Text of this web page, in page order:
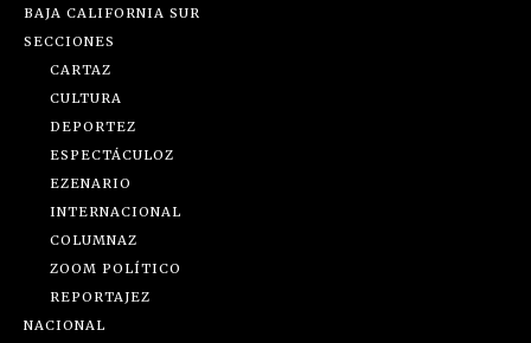
BAJA CALIFORNIA SUR
SECCIONES
CARTAZ
CULTURA
DEPORTEZ
ESPECTÁCULOZ
EZENARIO
INTERNACIONAL
COLUMNAZ
ZOOM POLÍTICO
REPORTAJEZ
NACIONAL